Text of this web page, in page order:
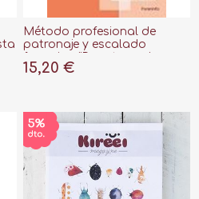
Método profesional de
patronaje y escalado
manual-geométrico e
15,20 €